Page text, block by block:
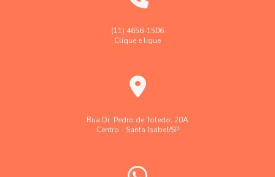
Empresa faz levantamento topográfico georreferenciado
Georreferenciamento de imóveis rurais em sp
Laudo técnico levantamento aerofotogramétrico
Levantamento aerofotogramétrico
(11) 4656-1506
Clique e ligue
Rua Dr. Pedro de Toledo, 20A
Centro - Santa Isabel/SP